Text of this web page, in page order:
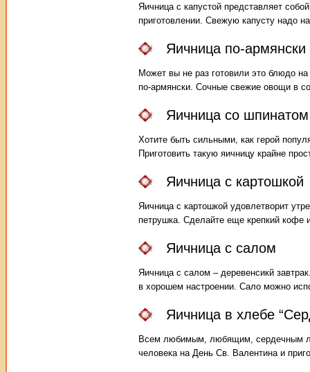
Яичница с капустой представляет
приготовлении. Свежую капусту надо
Яичница по-армянски
Может вы не раз готовили это блюдо
по-армянски. Сочные свежие овощи в
Яичница со шпинатом
Хотите быть сильными, как герой
Приготовить такую яичницу крайне
Яичница с картошкой
Яичница с картошкой удовлетворит
петрушка. Сделайте еще крепкий кофе
Яичница с салом
Яичница с салом – деревенсикй
в хорошем настроении. Сало можно
Яичница в хлебе
Всем любимым, любящим, сердечным
человека на День Св. Валентина и